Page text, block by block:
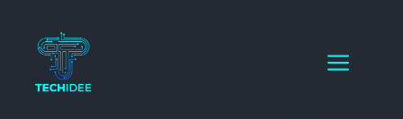
inhoud
Menu